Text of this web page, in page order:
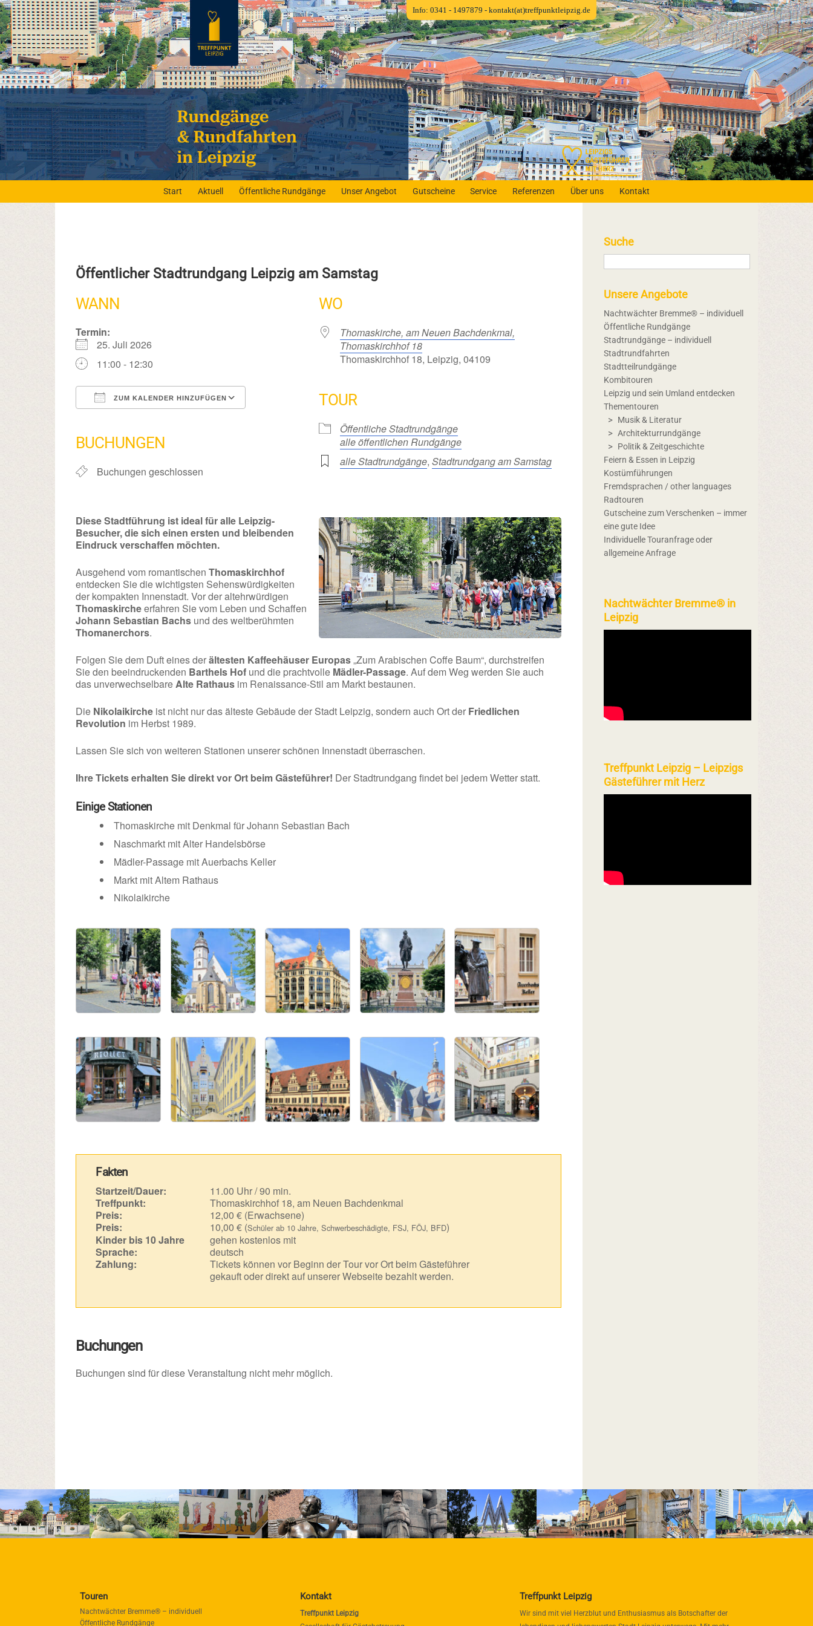
Start Aktuell Öffentliche Rundgänge Unser Angebot Gutscheine Service Referenzen Über uns Kontakt
Öffentlicher Stadtrundgang Leipzig am Samstag
WANN
Termin:
25. Juli 2026
11:00 - 12:30
ZUM KALENDER HINZUFÜGEN
BUCHUNGEN
Buchungen geschlossen
WO
Thomaskirche, am Neuen Bachdenkmal,
Thomaskirchhof 18
Thomaskirchhof 18, Leipzig, 04109
TOUR
Öffentliche Stadtrundgänge
alle öffentlichen Rundgänge
alle Stadtrundgänge, Stadtrundgang am Samstag
Diese Stadtführung ist ideal für alle Leipzig-
Besucher, die sich einen ersten und bleibenden
Eindruck verschaffen möchten.
Ausgehend vom romantischenThomaskirchhof
entdecken Sie die wichtigsten Sehenswürdigkeiten
der kompakten Innenstadt. Vor der altehrwürdigen
Thomaskircheerfahren Sie vom Leben und Schaffen
Johann Sebastian Bachs und des weltberühmten
Thomanerchors.
Folgen Sie dem Duft eines derältesten Kaffeehäuser Europas„Zum Arabischen Coffe Baum“, durchstreifen
Sie den beeindruckenden Barthels Hof und die prachtvolle Mädler-Passage. Auf dem Weg werden Sie auch
das unverwechselbareAlte Rathaus im Renaissance-Stil am Markt bestaunen.
Die Nikolaikirche ist nicht nur das älteste Gebäude der Stadt Leipzig, sondern auch Ort der Friedlichen
Revolution im Herbst 1989.
Lassen Sie sich von weiteren Stationen unserer schönen Innenstadt überraschen.
Ihre Tickets erhalten Sie direkt vor Ort beim Gästeführer! Der Stadtrundgang findet bei jedem Wetter statt.
Einige Stationen
Thomaskirche mit Denkmal für Johann Sebastian Bach
Naschmarkt mit Alter Handelsbörse
Mädler-Passage mit Auerbachs Keller
Markt mit Altem Rathaus
Nikolaikirche
Fakten
Startzeit/Dauer:
11.00 Uhr / 90 min.
Treffpunkt:
Thomaskirchhof 18, am Neuen Bachdenkmal
Preis:
12,00 € (Erwachsene)
Preis:
10,00 € (Schüler ab 10 Jahre, Schwerbeschädigte, FSJ, FÖJ, BFD)
Kinder bis 10 Jahre
gehen kostenlos mit
Sprache:
deutsch
Zahlung:
Tickets können vor Beginn der Tour vor Ort beim Gästeführer
gekauft oder direkt auf unserer Webseite bezahlt werden.
Buchungen
Buchungen sind für diese Veranstaltung nicht mehr möglich.
Suche
Unsere Angebote
Nachtwächter Bremme® – individuell
Öffentliche Rundgänge
Stadtrundgänge – individuell
Stadtrundfahrten
Stadtteilrundgänge
Kombitouren
Leipzig und sein Umland entdecken
Thementouren
Musik & Literatur
Architekturrundgänge
Politik & Zeitgeschichte
Feiern & Essen in Leipzig
Kostümführungen
Fremdsprachen / other languages
Radtouren
Gutscheine zum Verschenken – immer
eine gute Idee
Individuelle Touranfrage oder
allgemeine Anfrage
Nachtwächter Bremme® in
Leipzig
Treffpunkt Leipzig – Leipzigs
Gästeführer mit Herz
Touren
Nachtwächter Bremme® – individuell
Öffentliche Rundgänge
Kontakt
Treffpunkt Leipzig
Treffpunkt Leipzig
Wir sind mit viel Herzblut und Enthusiasmus als Botschafter der
Info: 0341 - 1497879 - kontakt(at)treffpunktleipzig.de